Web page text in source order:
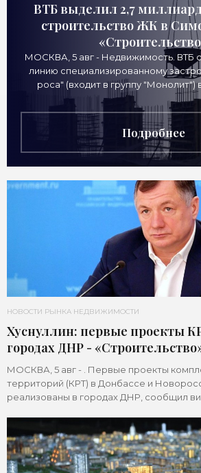
ВТБ выделил 2,7
строительство ЖК в
МОСКВА, 5 авг - Недвижимость. ВТБ
линию специализированному
роса" (входит в группу "Монолит")
рублей для
Подробнее
НОВОСТИ РЫНКА НЕДВИЖИМОСТИ
Хуснуллин: первые проекты
городах ДНР -
МОСКВА, 5 авг - . Первые проекты
территорий (КРТ) в Донбассе и
реализованы в городах ДНР, сообщил